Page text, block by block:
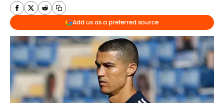
Add us as a preferred source